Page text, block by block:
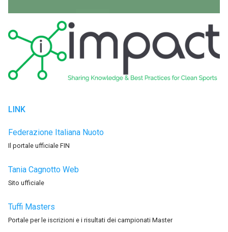
LINK
Federazione Italiana Nuoto
Il portale ufficiale FIN
Tania Cagnotto Web
Sito ufficiale
Tuffi Masters
Portale per le iscrizioni e i risultati dei campionati Master